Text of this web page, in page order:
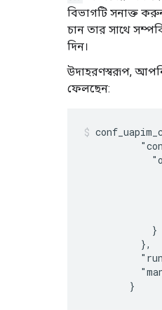
বিভাগটি সনাক্ত
চান তার সাথে
দিন।
উদাহরণস্বরূপ,
ফেলছেন:
            }
          },